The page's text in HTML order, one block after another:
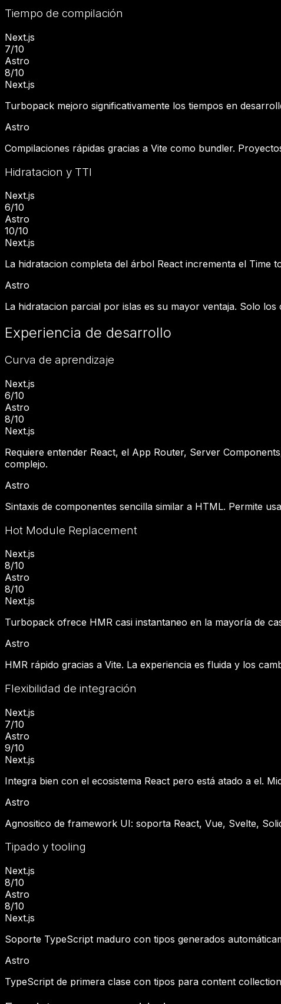
Tiempo de compilación
Next.js
7/10
Astro
8/10
Next.js
Turbopack mejoro significativamente los tiempos en
Astro
Compilaciones rápidas gracias a Vite como bundler.
Hidratacion y TTI
Next.js
6/10
Astro
10/10
Next.js
La hidratacion completa del árbol React incrementa el Time
Astro
La hidratacion parcial por islas es su mayor ventaja. Solo
Experiencia de desarrollo
Curva de aprendizaje
Next.js
6/10
Astro
8/10
Next.js
Requiere entender React, el App Router, Server
complejo.
Astro
Sintaxis de componentes sencilla similar a HTML. Permite
Hot Module Replacement
Next.js
8/10
Astro
8/10
Next.js
Turbopack ofrece HMR casi instantaneo en la mayoría de
Astro
HMR rápido gracias a Vite. La experiencia es fluida y los
Flexibilidad de integración
Next.js
7/10
Astro
9/10
Next.js
Integra bien con el ecosistema React pero está atado a el.
Astro
Agnositico de framework UI: soporta React, Vue, Svelte,
Tipado y tooling
Next.js
8/10
Astro
8/10
Next.js
Soporte TypeScript maduro con tipos generados
Astro
TypeScript de primera clase con tipos para content